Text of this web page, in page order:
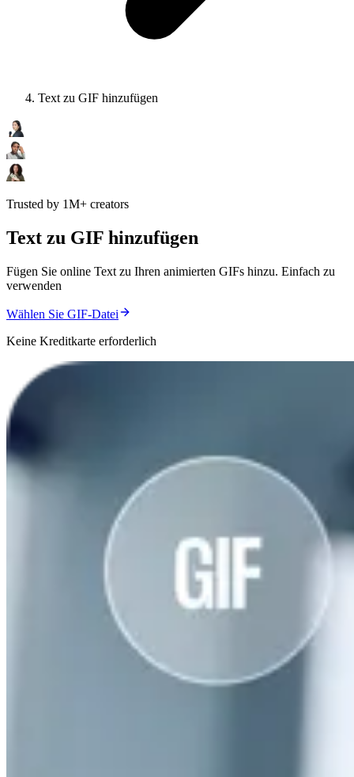
Text zu GIF hinzufügen
Trusted by 1M+ creators
Text zu GIF hinzufügen
Fügen Sie online Text zu Ihren animierten GIFs hinzu. Einfach zu
verwenden
Wählen Sie GIF-Datei
Keine Kreditkarte erforderlich